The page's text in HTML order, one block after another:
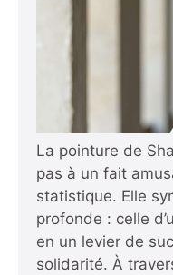
La pointure de
pas à un fait
statistique. Elle
profonde : celle
en un levier de
solidarité. À